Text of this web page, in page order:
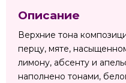
Описание
Верхние тона
перцу, мяте,
лимону, абсенту и
наполнено тонами,